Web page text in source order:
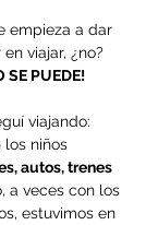
empieza a dar
viajar, ¿no?
SE PUEDE!
viajando:
los niños
autos, trenes
a veces con los
estuvimos en